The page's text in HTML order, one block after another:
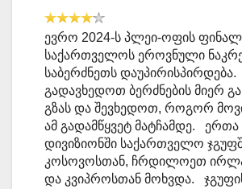
ევრო 2024-ს პლეი-ოფის
საქართველოს ეროვნული
საბერძნეთს
გადავხედოთ ბერძნების მიერ
გზას და შევხედოთ, როგორ
ამ გადამწყვეტ მატჩამდე.
დივიზიონში საქართველო
კოსოვოსთან, ჩრდილოეთ
და კვიპროსთან მოხვდა.